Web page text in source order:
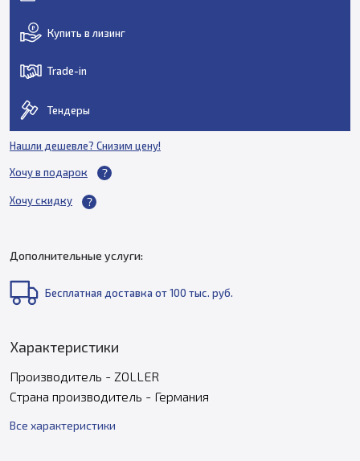
Купить в лизинг
Trade-in
Тендеры
Нашли дешевле? Снизим цену!
Хочу в подарок
Хочу скидку
Дополнительные услуги:
Бесплатная доставка от 100 тыс. руб.
Характеристики
Производитель - ZOLLER
Страна производитель - Германия
Все характеристики